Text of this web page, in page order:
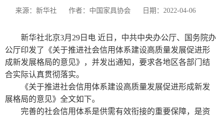
来源：新华社 作者：中国家具协会 日期：2022-04-06
新华社北京3月29日电 近日，中共中央办公厅、国务院办
公厅印发了《关于推进社会信用体系建设高质量发展促进形
成新发展格局的意见》，并发出通知，要求各地区各部门结
合实际认真贯彻落实。
《关于推进社会信用体系建设高质量发展促进形成新发
展格局的意见》全文如下。
完善的社会信用体系是供需有效衔接的重要保障，是资